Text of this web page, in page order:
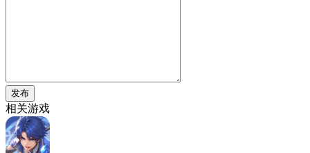
发布
相关游戏